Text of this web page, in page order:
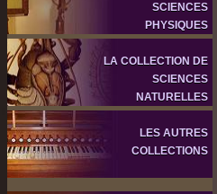
SCIENCES
PHYSIQUES
LA COLLECTION DE
SCIENCES
NATURELLES
LES AUTRES
COLLECTIONS